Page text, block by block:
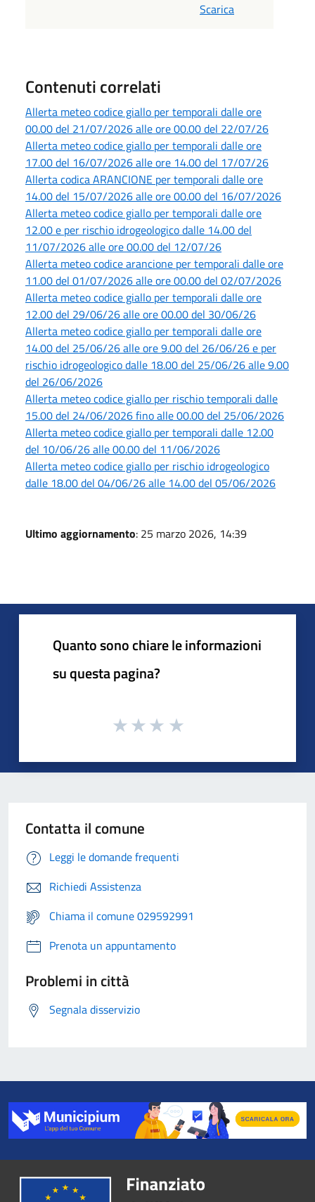
Scarica
Contenuti correlati
Allerta meteo codice giallo per temporali dalle ore
00.00 del 21/07/2026 alle ore 00.00 del 22/07/26
Allerta meteo codice giallo per temporali dalle ore
17.00 del 16/07/2026 alle ore 14.00 del 17/07/26
Allerta codica ARANCIONE per temporali dalle ore
14.00 del 15/07/2026 alle ore 00.00 del 16/07/2026
Allerta meteo codice giallo per temporali dalle ore
12.00 e per rischio idrogeologico dalle 14.00 del
11/07/2026 alle ore 00.00 del 12/07/26
Allerta meteo codice arancione per temporali dalle ore
11.00 del 01/07/2026 alle ore 00.00 del 02/07/2026
Allerta meteo codice giallo per temporali dalle ore
12.00 del 29/06/26 alle ore 00.00 del 30/06/26
Allerta meteo codice giallo per temporali dalle ore
14.00 del 25/06/26 alle ore 9.00 del 26/06/26 e per
rischio idrogeologico dalle 18.00 del 25/06/26 alle 9.00
del 26/06/2026
Allerta meteo codice giallo per rischio temporali dalle
15.00 del 24/06/2026 fino alle 00.00 del 25/06/2026
Allerta meteo codice giallo per temporali dalle 12.00
del 10/06/26 alle 00.00 del 11/06/2026
Allerta meteo codice giallo per rischio idrogeologico
dalle 18.00 del 04/06/26 alle 14.00 del 05/06/2026
Ultimo aggiornamento: 25 marzo 2026, 14:39
Quanto sono chiare le informazioni
su questa pagina?
Contatta il comune
Leggi le domande frequenti
Richiedi Assistenza
Chiama il comune 029592991
Prenota un appuntamento
Problemi in città
Segnala disservizio